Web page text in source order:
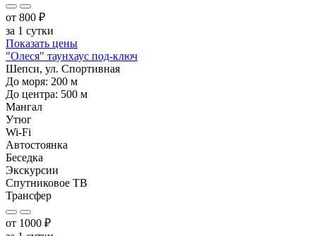
от 800 ₽
за 1 сутки
Показать цены
"Олеся" таунхаус под-ключ
Шепси, ул. Спортивная
До моря: 200 м
До центра: 500 м
Мангал
Утюг
Wi-Fi
Автостоянка
Беседка
Экскурсии
Спутниковое ТВ
Трансфер
от 1000 ₽